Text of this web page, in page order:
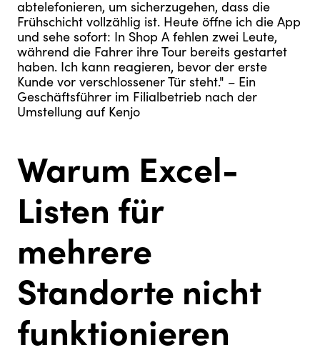
abtelefonieren, um sicherzugehen, dass die
Frühschicht vollzählig ist. Heute öffne ich die App
und sehe sofort: In Shop A fehlen zwei Leute,
während die Fahrer ihre Tour bereits gestartet
haben. Ich kann reagieren, bevor der erste
Kunde vor verschlossener Tür steht." – Ein
Geschäftsführer im Filialbetrieb nach der
Umstellung auf Kenjo
Warum Excel-
Listen für
mehrere
Standorte nicht
funktionieren